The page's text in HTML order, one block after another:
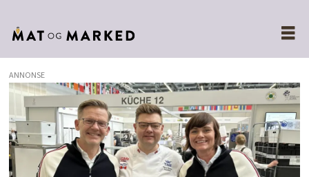
Tags:
kyrre
dubdal
ANNONSE